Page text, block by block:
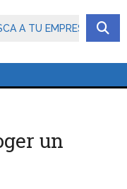
un